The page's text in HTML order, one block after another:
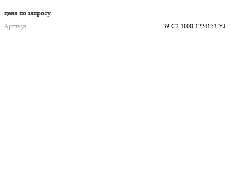
цена по запросу
Артикул
39-C2-1000-1224153-YJ